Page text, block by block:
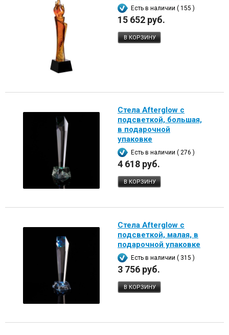
Есть в наличии ( 155 )
15 652 руб.
В КОРЗИНУ
Стела Afterglow с
подсветкой, большая,
в подарочной
упаковке
Есть в наличии ( 276 )
4 618 руб.
В КОРЗИНУ
Стела Afterglow с
подсветкой, малая, в
подарочной упаковке
Есть в наличии ( 315 )
3 756 руб.
В КОРЗИНУ